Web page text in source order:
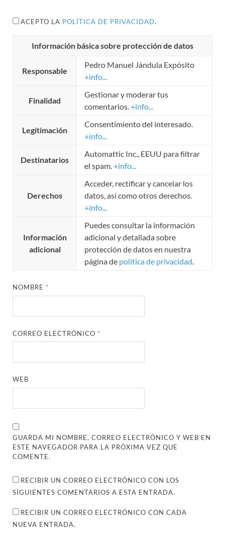
ACEPTO LA POLÍTICA DE PRIVACIDAD.
Información básica sobre protección de datos
Responsable
Pedro Manuel Jándula Expósito
+info...
Finalidad
Gestionar y moderar tus
comentarios.+info...
Legitimación
Consentimiento del interesado.
+info...
Destinatarios
Automattic Inc., EEUU para filtrar
el spam.+info...
Derechos
Acceder, rectificar y cancelar los
datos, así como otros derechos.
+info...
Información
adicional
Puedes consultar la información
adicional y detallada sobre
protección de datos en nuestra
página de política de privacidad.
NOMBRE *
CORREO ELECTRÓNICO *
WEB
GUARDA MI NOMBRE, CORREO ELECTRÓNICO Y WEB EN
ESTE NAVEGADOR PARA LA PRÓXIMA VEZ QUE
COMENTE.
RECIBIR UN CORREO ELECTRÓNICO CON LOS
SIGUIENTES COMENTARIOS A ESTA ENTRADA.
RECIBIR UN CORREO ELECTRÓNICO CON CADA
NUEVA ENTRADA.